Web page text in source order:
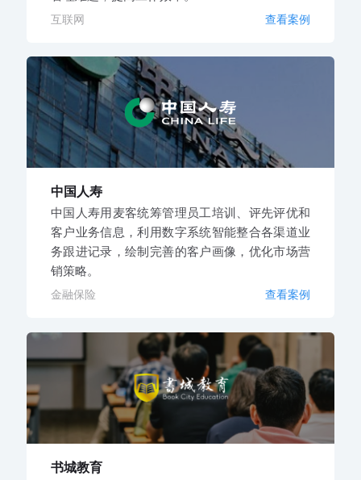
互联网 查看案例
中国人寿
中国人寿用麦客统筹管理员工培训、评先评优和
客户业务信息，利用数字系统智能整合各渠道业
务跟进记录，绘制完善的客户画像，优化市场营
销策略。
金融保险 查看案例
书城教育